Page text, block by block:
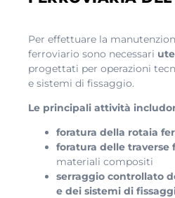
Per effettuare la
ferroviario sono necessari
progettati per operazioni
e sistemi di fissaggio.
Le principali attività
foratura della rotaia
foratura delle traverse
materiali compositi
serraggio controllato
e dei sistemi di